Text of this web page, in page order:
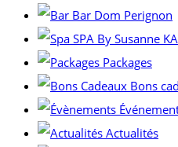
Bar Dom Perignon
SPA By Susanne
Packages
Bons
Actualités